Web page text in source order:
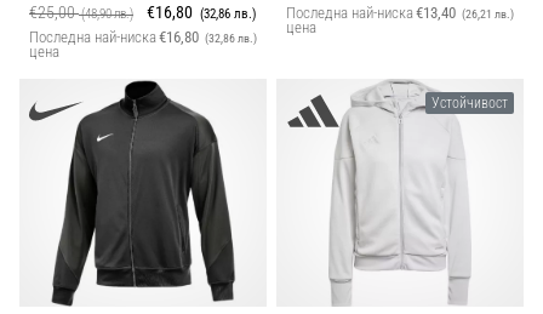
€25,00(48,90 лв.) €16,80 (32,86 лв.)
Последна най-ниска
цена
€16,80 (32,86 лв.)
Последна най-ниска
цена
€13,40 (26,21 лв.)
Устойчивост